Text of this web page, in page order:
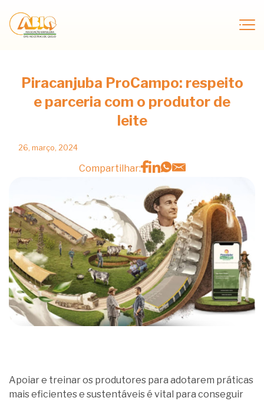
Piracanjuba ProCampo: respeito
e parceria com o produtor de
leite
26, março, 2024
Compartilhar:
Apoiar e treinar os produtores para adotarem práticas
mais eficientes e sustentáveis é vital para conseguir